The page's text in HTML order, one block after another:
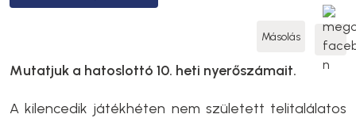
Másolás
Mutatjuk a hatoslottó 10. heti nyerőszámait.
A kilencedik játékhéten nem született telitalálatos